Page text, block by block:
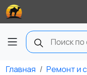
Главная
Ремонт и